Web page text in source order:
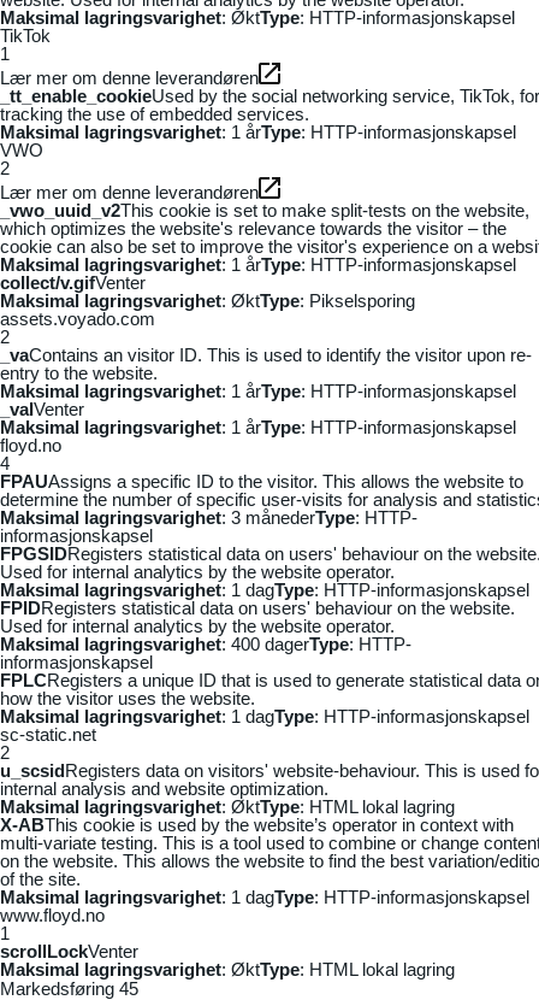
Maksimal lagringsvarighet: ØktType: HTTP-informasjonskapsel
TikTok
1
Lær mer om denne leverandøren
_tt_enable_cookieUsed by the social networking service, TikTok, for
tracking the use of embedded services.
Maksimal lagringsvarighet: 1 årType: HTTP-informasjonskapsel
VWO
2
Lær mer om denne leverandøren
_vwo_uuid_v2This cookie is set to make split-tests on the website,
which optimizes the website's relevance towards the visitor – the
cookie can also be set to improve the visitor's experience on a
Maksimal lagringsvarighet: 1 årType: HTTP-informasjonskapsel
collect/v.gifVenter
Maksimal lagringsvarighet: ØktType: Pikselsporing
assets.voyado.com
2
_vaContains an visitor ID. This is used to identify the visitor upon re-
entry to the website.
Maksimal lagringsvarighet: 1 årType: HTTP-informasjonskapsel
_vaIVenter
Maksimal lagringsvarighet: 1 årType: HTTP-informasjonskapsel
floyd.no
4
FPAUAssigns a specific ID to the visitor. This allows the website to
determine the number of specific user-visits for analysis and
Maksimal lagringsvarighet: 3 månederType: HTTP-
informasjonskapsel
FPGSIDRegisters statistical data on users' behaviour on the
Used for internal analytics by the website operator.
Maksimal lagringsvarighet: 1 dagType: HTTP-informasjonskapsel
FPIDRegisters statistical data on users' behaviour on the website.
Used for internal analytics by the website operator.
Maksimal lagringsvarighet: 400 dagerType: HTTP-
informasjonskapsel
FPLCRegisters a unique ID that is used to generate statistical data
how the visitor uses the website.
Maksimal lagringsvarighet: 1 dagType: HTTP-informasjonskapsel
sc-static.net
2
u_scsidRegisters data on visitors' website-behaviour. This is used
internal analysis and website optimization.
Maksimal lagringsvarighet: ØktType: HTML lokal lagring
X-ABThis cookie is used by the website’s operator in context with
multi-variate testing. This is a tool used to combine or change
on the website. This allows the website to find the best variation/
of the site.
Maksimal lagringsvarighet: 1 dagType: HTTP-informasjonskapsel
www.floyd.no
1
scrollLockVenter
Maksimal lagringsvarighet: ØktType: HTML lokal lagring
Markedsføring 45